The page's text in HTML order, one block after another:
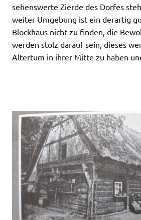
sehenswerte Zierde des Dorfes
weiter Umgebung ist ein derartig
Blockhaus nicht zu finden, die
werden stolz darauf sein, dieses
Altertum in ihrer Mitte zu haben und